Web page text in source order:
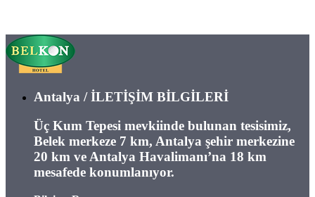
Antalya / İLETİŞİM BİLGİLERİ
Üç Kum Tepesi mevkiinde bulunan tesisimiz,
Belek merkeze 7 km, Antalya şehir merkezine
20 km ve Antalya Havalimanı’na 18 km
mesafede konumlanıyor.